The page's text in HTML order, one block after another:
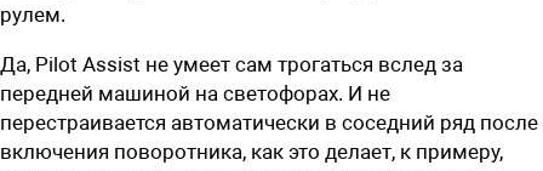
рулем.
Да, Pilot Assist не умеет сам трогаться вслед за
передней машиной на светофорах. И не
перестраивается автоматически в соседний ряд после
включения поворотника, как это делает, к примеру,